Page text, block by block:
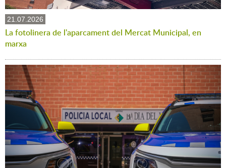
21.07.2026
La fotolinera de l'aparcament del Mercat Municipal, en
marxa